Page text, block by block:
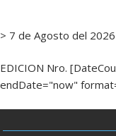
> 7 de Agosto del 2026
EDICION Nro.
endDate="now"